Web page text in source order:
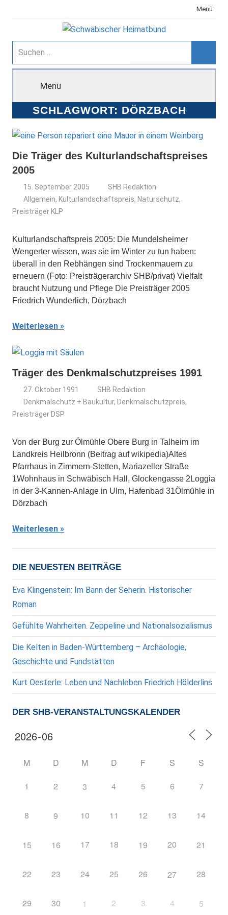
Inhalt
Menü
Schwäbischer
Heimatbund
Suchen
nach:
Menü
SCHLAGWORT: DÖRZBACH
Die Träger des Kulturlandschaftspreises
2005
15. September 2005
SHB Redaktion
Allgemein, Kulturlandschaftspreis, Naturschutz,
Preisträger KLP
Kulturlandschaftspreis 2005: Die Mundelsheimer
Wengerter wissen, was sie im Winter zu tun haben:
überall in den Rebhängen sind Trockenmauern zu
erneuern (Foto: Preisträgerarchiv SHB/privat) Vielfalt
braucht Nutzung und Pflege Die Preisträger 2005
Friedrich Wunderlich, Dörzbach
Weiterlesen
Träger des Denkmalschutzpreises 1991
27. Oktober 1991
SHB Redaktion
Denkmalschutz + Baukultur, Denkmalschutzpreis,
Preisträger DSP
Von der Burg zur Ölmühle Obere Burg in Talheim im
Landkreis Heilbronn (Beitrag auf wikipedia)Altes
Pfarrhaus in Zimmern-Stetten, Mariazeller Straße
1Wohnhaus in Schwäbisch Hall, Glockengasse 2Loggia
in der 3-Kannen-Anlage in Ulm, Hafenbad 31Ölmühle in
Dörzbach
Weiterlesen
DIE NEUESTEN BEITRÄGE
Eva Klingenstein: Im Bann der Seherin. Historischer
Roman
Gefühlte Wahrheiten. Zeppeline und Nationalsozialismus
Die Kelten in Baden-Württemberg – Archäologie,
Geschichte und Fundstätten
Kurt Oesterle: Leben und Nachleben Friedrich Hölderlins
DER SHB-VERANSTALTUNGSKALENDER
M D M D F S S
1 2 3 4 5 6 7
8 9 10 11 12 13 14
15 16 17 18 19 20 21
22 23 24 25 26 27 28
29 30 1 2 3 4 5